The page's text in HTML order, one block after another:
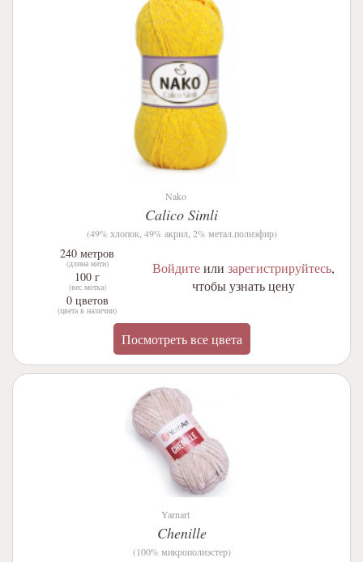
Nako
Calico Simli
(49% хлопок, 49% акрил, 2% метал.полиэфир)
240 метров
(длина нити)
100 г
(вес мотка)
0 цветов
(цвета в наличии)
Войдитеили зарегистрируйтесь,
чтобы узнать цену
Посмотреть все цвета
Yarnart
Chenille
(100% микрополиэстер)